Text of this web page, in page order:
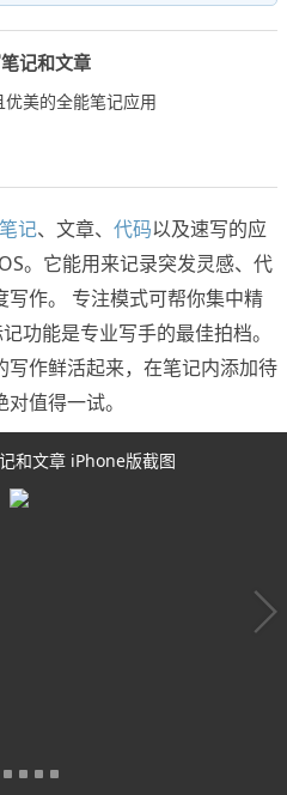
记和文章
美的全能笔记应用
笔记、文章、 代码以及速写的应
。它能用来记录突发灵感、代
作。 专注模式可帮你集中精
功能是专业写手的最佳拍档。
作鲜活起来，在笔记内添加待
值得一试。
和文章 iPhone版截图